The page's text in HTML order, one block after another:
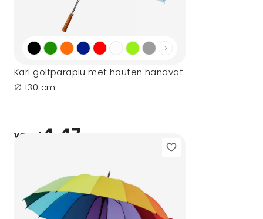
Karl golfparaplu met houten handvat
∅ 130 cm
vanaf 4,47